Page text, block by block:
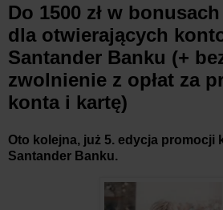
Do 1500 zł w
dla otwierających
Santander Banku (+
zwolnienie z opłat za
konta i kartę)
Oto kolejna, już 5. edycja promocji
Santander Banku.